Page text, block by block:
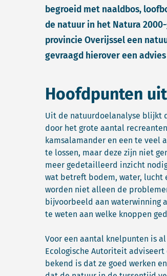
begroeid met naaldbos,
de natuur in het Natura
provincie Overijssel een
gevraagd hierover een
Hoofdpunten
Uit de natuurdoelanalyse blijkt
door het grote aantal
kamsalamander en een te veel
te lossen, maar deze zijn niet
meer gedetailleerd inzicht
wat betreft bodem, water, lucht
worden niet alleen de
bijvoorbeeld aan waterwinning
te weten aan welke knoppen
Voor een aantal knelpunten is
Ecologische Autoriteit
bekend is dat ze goed werken